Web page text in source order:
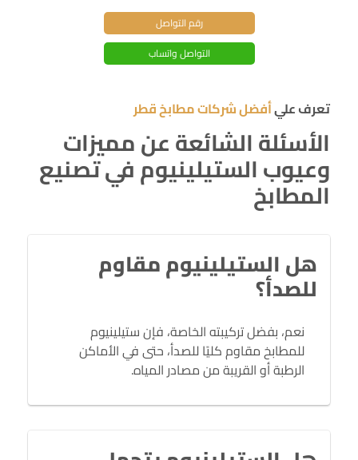
رقم التواصل
التواصل واتساب
تعرف عليأفضل شركات مطابخ قطر
الأسئلة الشائعة عن مميزات
وعيوب الستيلينيوم في تصنيع
المطابخ
هل الستيلينيوم مقاوم
للصدأ؟
نعم، بفضل تركيبته الخاصة، فإن ستيلينيوم
للمطابخ مقاوم كليًا للصدأ، حتى في الأماكن
الرطبة أو القريبة من مصادر المياه.